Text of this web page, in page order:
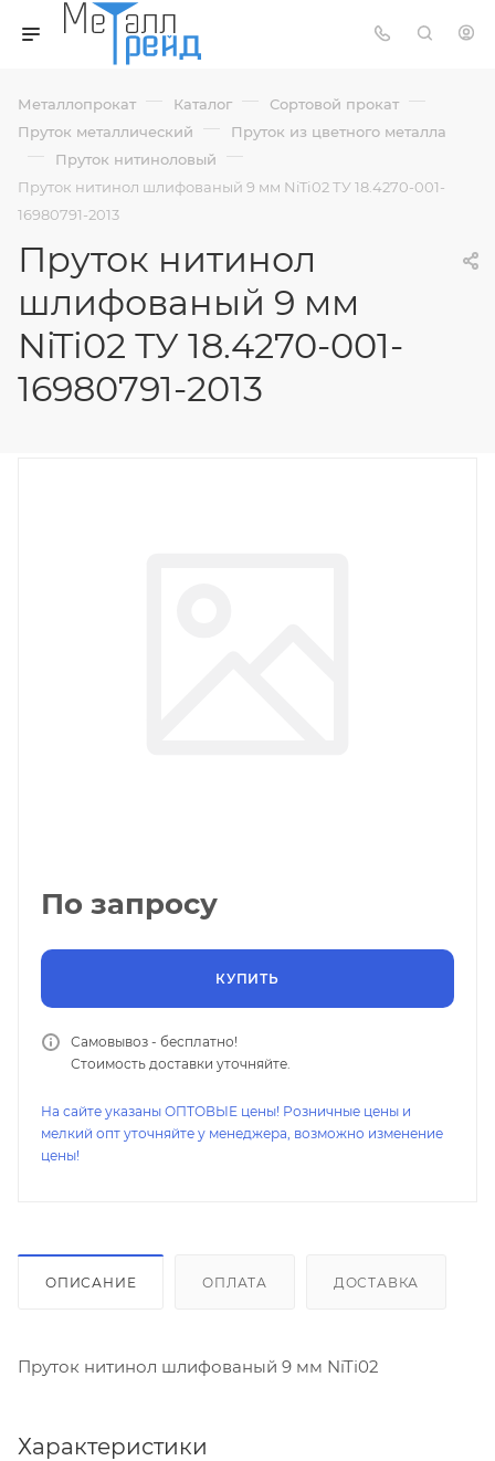
Металлопрокат — Каталог — Сортовой прокат —
Пруток металлический — Пруток из цветного металла
— Пруток нитиноловый —
Пруток нитинол шлифованый 9 мм NiTi02 ТУ 18.4270-001-
16980791-2013
Пруток нитинол
шлифованый 9 мм
NiTi02 ТУ 18.4270-001-
16980791-2013
По запросу
КУПИТЬ
Самовывоз - бесплатно!
Стоимость доставки уточняйте.
На сайте указаны ОПТОВЫЕ цены! Розничные цены и
мелкий опт уточняйте у менеджера, возможно изменение
цены!
ОПИСАНИЕ ОПЛАТА ДОСТАВКА
Пруток нитинол шлифованый 9 мм NiTi02
Характеристики